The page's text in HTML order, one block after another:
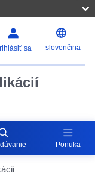
sa slovenčina
Ponuka